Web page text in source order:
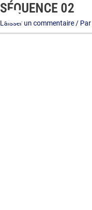
Aller
SÉQUENCE 02
Laisser un commentaire/ Par